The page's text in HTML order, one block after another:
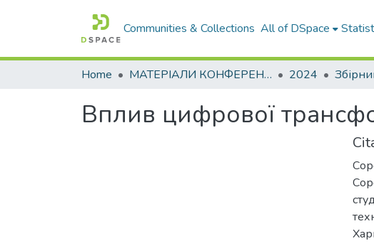
Communities & Collections All of DSpace
Home МАТЕРІАЛИ КОНФЕРЕНЦІЙ 2024
Вплив цифрової